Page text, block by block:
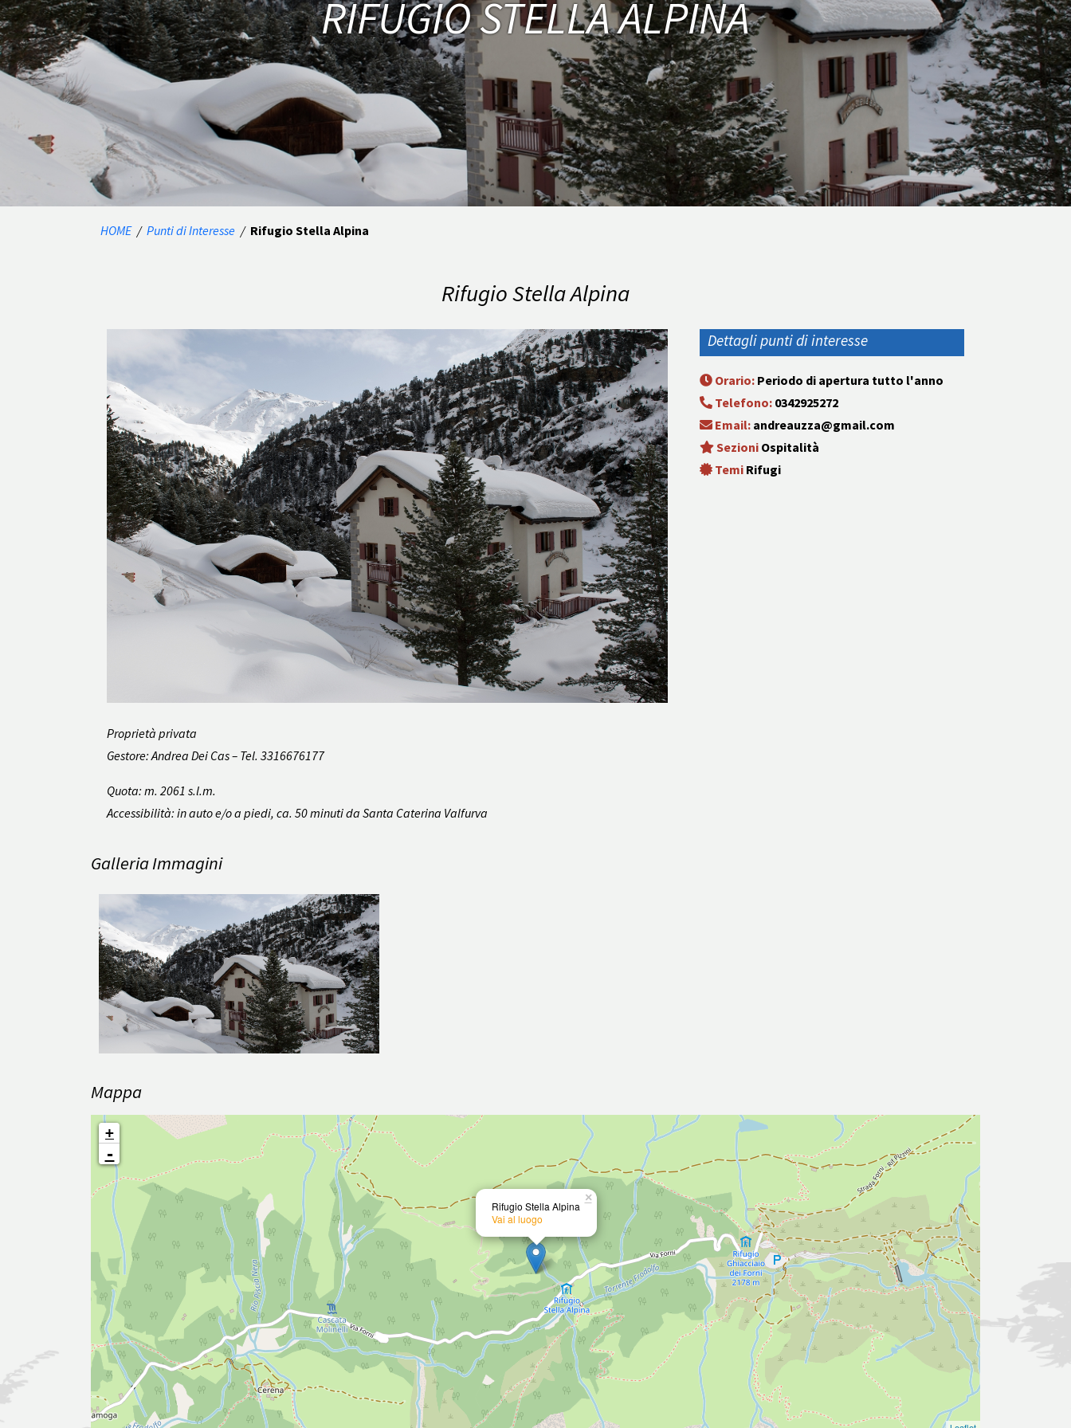
RIFUGIO STELLA ALPINA
HOME / Punti di Interesse / Rifugio Stella Alpina
Rifugio Stella Alpina
Proprietà privata
Gestore: Andrea Dei Cas – Tel. 3316676177
Quota: m. 2061 s.l.m.
Accessibilità: in auto e/o a piedi, ca. 50 minuti da Santa Caterina Valfurva
Dettagli punti di interesse
Orario: Periodo di apertura tutto l'anno
Telefono: 0342925272
Email: andreauzza@gmail.com
Sezioni Ospitalità
Temi Rifugi
Galleria Immagini
Mappa
×
Rifugio Stella Alpina
Vai al luogo
+
-